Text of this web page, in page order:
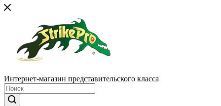
Интернет-магазин представительского класса